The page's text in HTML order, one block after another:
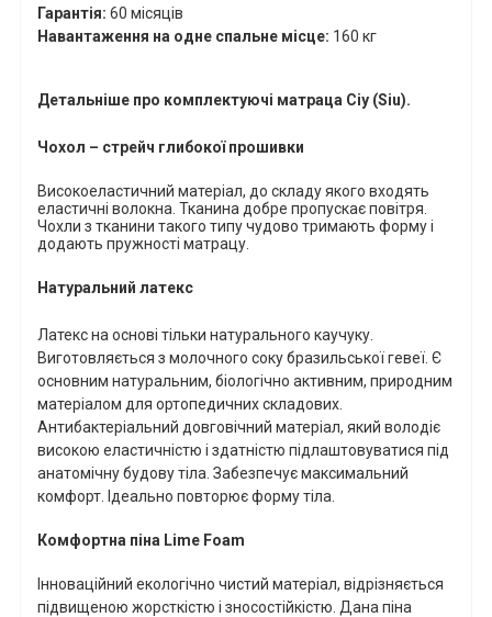
Гарантія: 60 місяців
Навантаження на одне спальне місце: 160 кг
Детальніше про комплектуючі матраца Сіу (Siu).
Чохол – стрейч глибокої прошивки
Високоеластичний матеріал, до складу якого входять
еластичні волокна. Тканина добре пропускає повітря.
Чохли з тканини такого типу чудово тримають форму і
додають пружності матрацу.
Натуральний латекс
Латекс на основі тільки натурального каучуку.
Виготовляється з молочного соку бразильської гевеї. Є
основним натуральним, біологічно активним, природним
матеріалом для ортопедичних складових.
Антибактеріальний довговічний матеріал, який володіє
високою еластичністю і здатністю підлаштовуватися під
анатомічну будову тіла. Забезпечує максимальний
комфорт. Ідеально повторює форму тіла.
Комфортна піна Lime Foam
Інноваційний екологічно чистий матеріал, відрізняється
підвищеною жорсткістю і зносостійкістю. Дана піна